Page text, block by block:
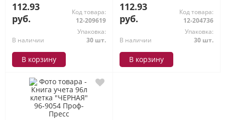
112.93
руб.
Код товара:
12-209619
В наличии
Упаковка:
30 шт.
В корзину
112.93
руб.
Код товара:
12-204736
В наличии
Упаковка:
30 шт.
В корзину